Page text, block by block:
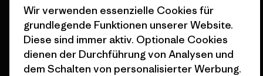
Geschenkgutscheine
Stores in deiner Nähe
Patagonia Schweiz
Seitenverzeichnis
Wir verwenden essenzielle Cookies für
grundlegende Funktionen unserer Website.
Diese sind immer aktiv. Optionale Cookies
dienen der Durchführung von Analysen und
dem Schalten von personalisierter Werbung.